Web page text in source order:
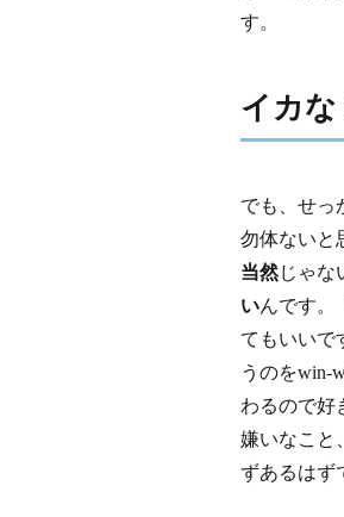
す。
イカ
でも、せっ
勿体ないと
当然じゃな
いんです。
てもいいで
うのをwin-
わるので好
嫌いなこと
ずあるはず